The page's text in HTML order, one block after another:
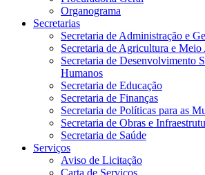
Organograma
Secretarias
Secretaria de Administração e
Secretaria de Agricultura e Meio
Secretaria de Desenvolvimento
Humanos
Secretaria de Educação
Secretaria de Finanças
Secretaria de Políticas para as
Secretaria de Obras e
Secretaria de Saúde
Serviços
Aviso de Licitação
Carta de Serviços